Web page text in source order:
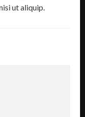
ut aliquip.